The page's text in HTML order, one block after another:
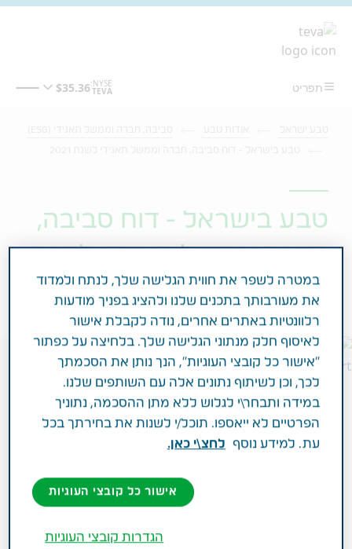
טבע בישראל - דוח סביבה,
חברה וממשל תאגידי לשנת
2021
במטרה לשפר את חווית הגלישה שלך, לנתח ולמדוד
את מעורבותך בתכנים שלנו ולהציג בפניך מודעות
רלוונטיות באתרים אחרים, נודה לקבלת אישור
לאיסוף חלק מנתוני הגלישה שלך. בלחיצה על כפתור
"אישור כל קובצי העוגיות", הנך נותן את הסכמתך
לכך, וכן לשיתוף נתונים אלה עם השותפים שלנו.
במידה ותבחר\י לגלוש ללא מתן ההסכמה, נתוניך
הפרטיים לא ייאספו. תוכל/י לשנות את בחירתך בכל
עת. למידע נוסף
לחצ\י כאן.
אישור כל קובצי העוגיות
הגדרות קובצי העוגיות